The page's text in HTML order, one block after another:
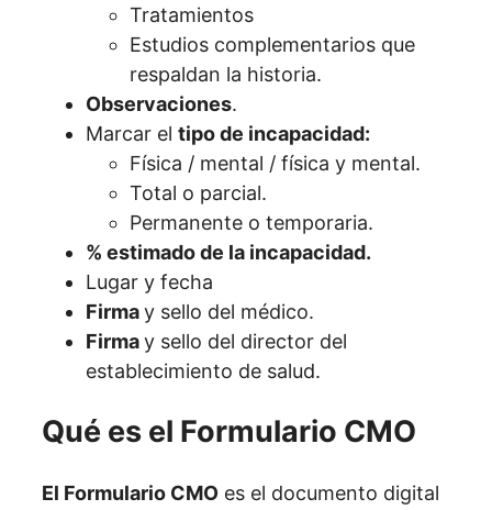
Tratamientos
Estudios complementarios que
respaldan la historia.
Observaciones.
Marcar el tipo de incapacidad:
Física / mental / física y mental.
Total o parcial.
Permanente o temporaria.
% estimado de la incapacidad.
Lugar y fecha
Firmay sello del médico.
Firmay sello del director del
establecimiento de salud.
Qué es el Formulario CMO
El Formulario CMO es el documento digital